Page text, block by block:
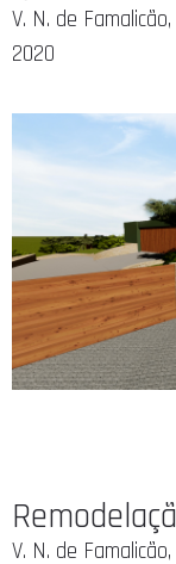
V. N. de
2020
V. N. de